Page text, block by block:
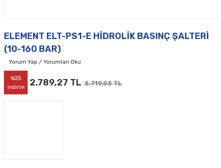
ELEMENT ELT-PS1-E HİDROLİK BASINÇ ŞALTERİ
(10-160 BAR)
Yorum Yap / Yorumları Oku
%25
indirim 2.789,27 TL 3.719,03 TL